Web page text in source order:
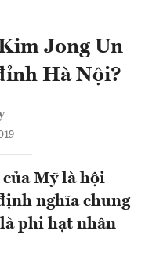
Jong Un
Hà Nội?
Mỹ là hội
nghĩa chung
phi hạt nhân